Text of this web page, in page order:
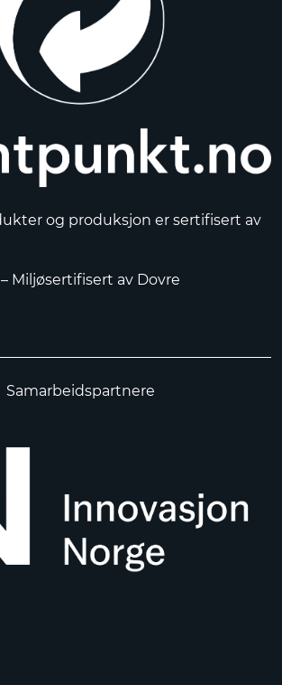
og produksjon er sertifisert av
– Miljøsertifisert av Dovre
Samarbeidspartnere